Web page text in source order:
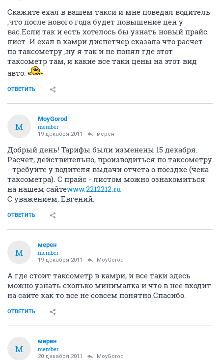
Скажите ехал в вашем такси и мне поведал водитель
,что после нового года будет повышение цен у
вас.Если так и есть хотелось бы узнать новый прайс
лист. И ехал в камри диспетчер сказала что расчет
по таксометру ,ну я так и не понял где этот
таксометр там, и какие все таки цены на этот вид
авто.
ОТВЕТИТЬ
M
MoyGorod
member
19 декабря 2011 мерен
Добрый день! Тарифы были изменены 15 декабря.
Расчет, действительно, производиться по таксометру
- требуйте у водителя выдачи отчета о поездке (чека
таксометра). С прайс - листом можно ознакомиться
на нашем сайтеwww.2212212.ru
С уважением, Евгений.
ОТВЕТИТЬ
М
мерен
member
19 декабря 2011 MoyGorod
А где стоит таксометр в камри, и все таки здесь
можно узнать сколько минималка и что в нее входит
на сайте как то все не совсем понятно.Спасибо.
ОТВЕТИТЬ
М
мерен
member
20 декабря 2011 MoyGorod